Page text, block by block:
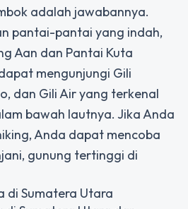
adalah jawabannya.
pantai-pantai yang indah,
Aan dan Pantai Kuta
mengunjungi Gili
dan Gili Air yang terkenal
bawah lautnya. Jika Anda
Anda dapat mencoba
gunung tertinggi di
di Sumatera Utara